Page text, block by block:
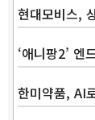
현대모비스,
‘애니팡2’
한미약품, AI